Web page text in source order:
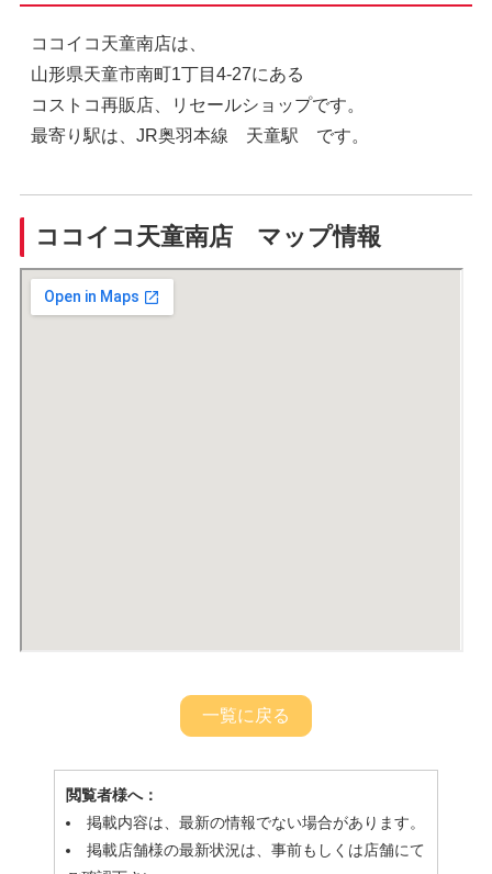
ココイコ天童南店は、
山形県天童市南町1丁目4-27にある
コストコ再販店、リセールショップです。
最寄り駅は、JR奥羽本線 天童駅 です。
ココイコ天童南店 マップ情報
一覧に戻る
閲覧者様へ：
掲載内容は、最新の情報でない場合があります。
掲載店舗様の最新状況は、事前もしくは店舗にて